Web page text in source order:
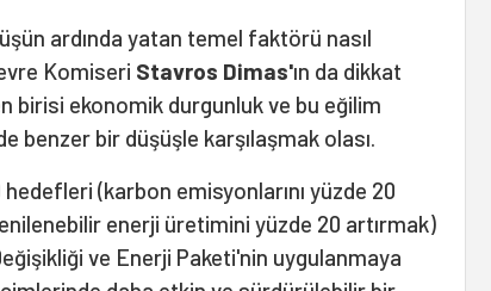
ardında yatan temel faktörü nasıl
Komiseri Stavros Dimas'ın da dikkat
birisi ekonomik durgunluk ve bu eğilim
benzer bir düşüşle karşılaşmak olası.
(karbon emisyonlarını yüzde 20
enerji üretimini yüzde 20 artırmak)
ve Enerji Paketi'nin uygulanmaya